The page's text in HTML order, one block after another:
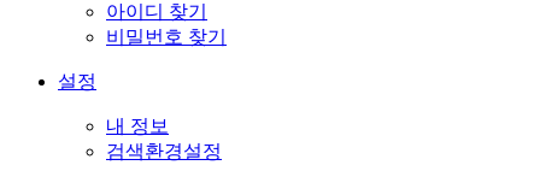
아이디 찾기
비밀번호 찾기
설정
내 정보
검색환경설정